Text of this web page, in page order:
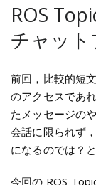
ROS
チャッ
前回，比較的短
のアクセスであ
たメッセージの
会話に限られず
になるのでは？
今回の ROS